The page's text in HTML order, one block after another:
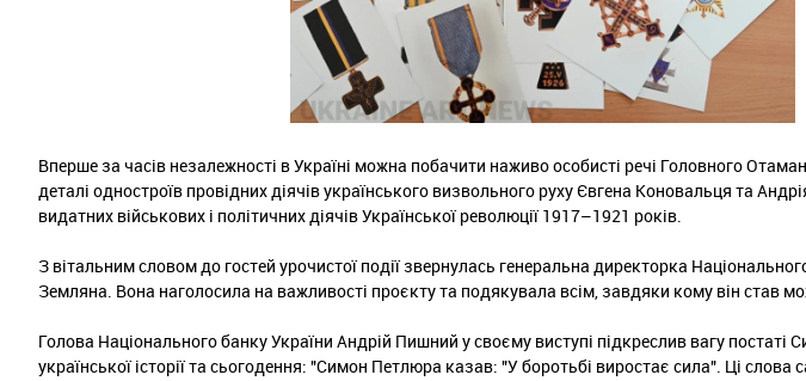
Вперше за часів незалежності в Україні можна побачити наживо особисті речі Головного
деталі одностроїв провідних діячів українського визвольного руху Євгена Коновальця та
видатних військових і політичних діячів Української революції 1917–1921 років.
З вітальним словом до гостей урочистої події звернулась генеральна директорка
Земляна. Вона наголосила на важливості проєкту та подякувала всім, завдяки кому він став
Голова Національного банку України Андрій Пишний у своєму виступі підкреслив вагу постаті
української історії та сьогодення: "Симон Петлюра казав: "У боротьбі виростає сила". Ці слова